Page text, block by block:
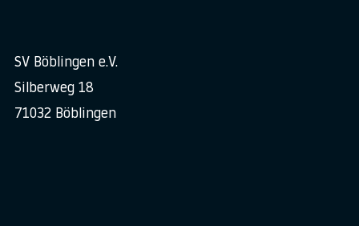
SV Böblingen e.V.
Silberweg 18
71032 Böblingen